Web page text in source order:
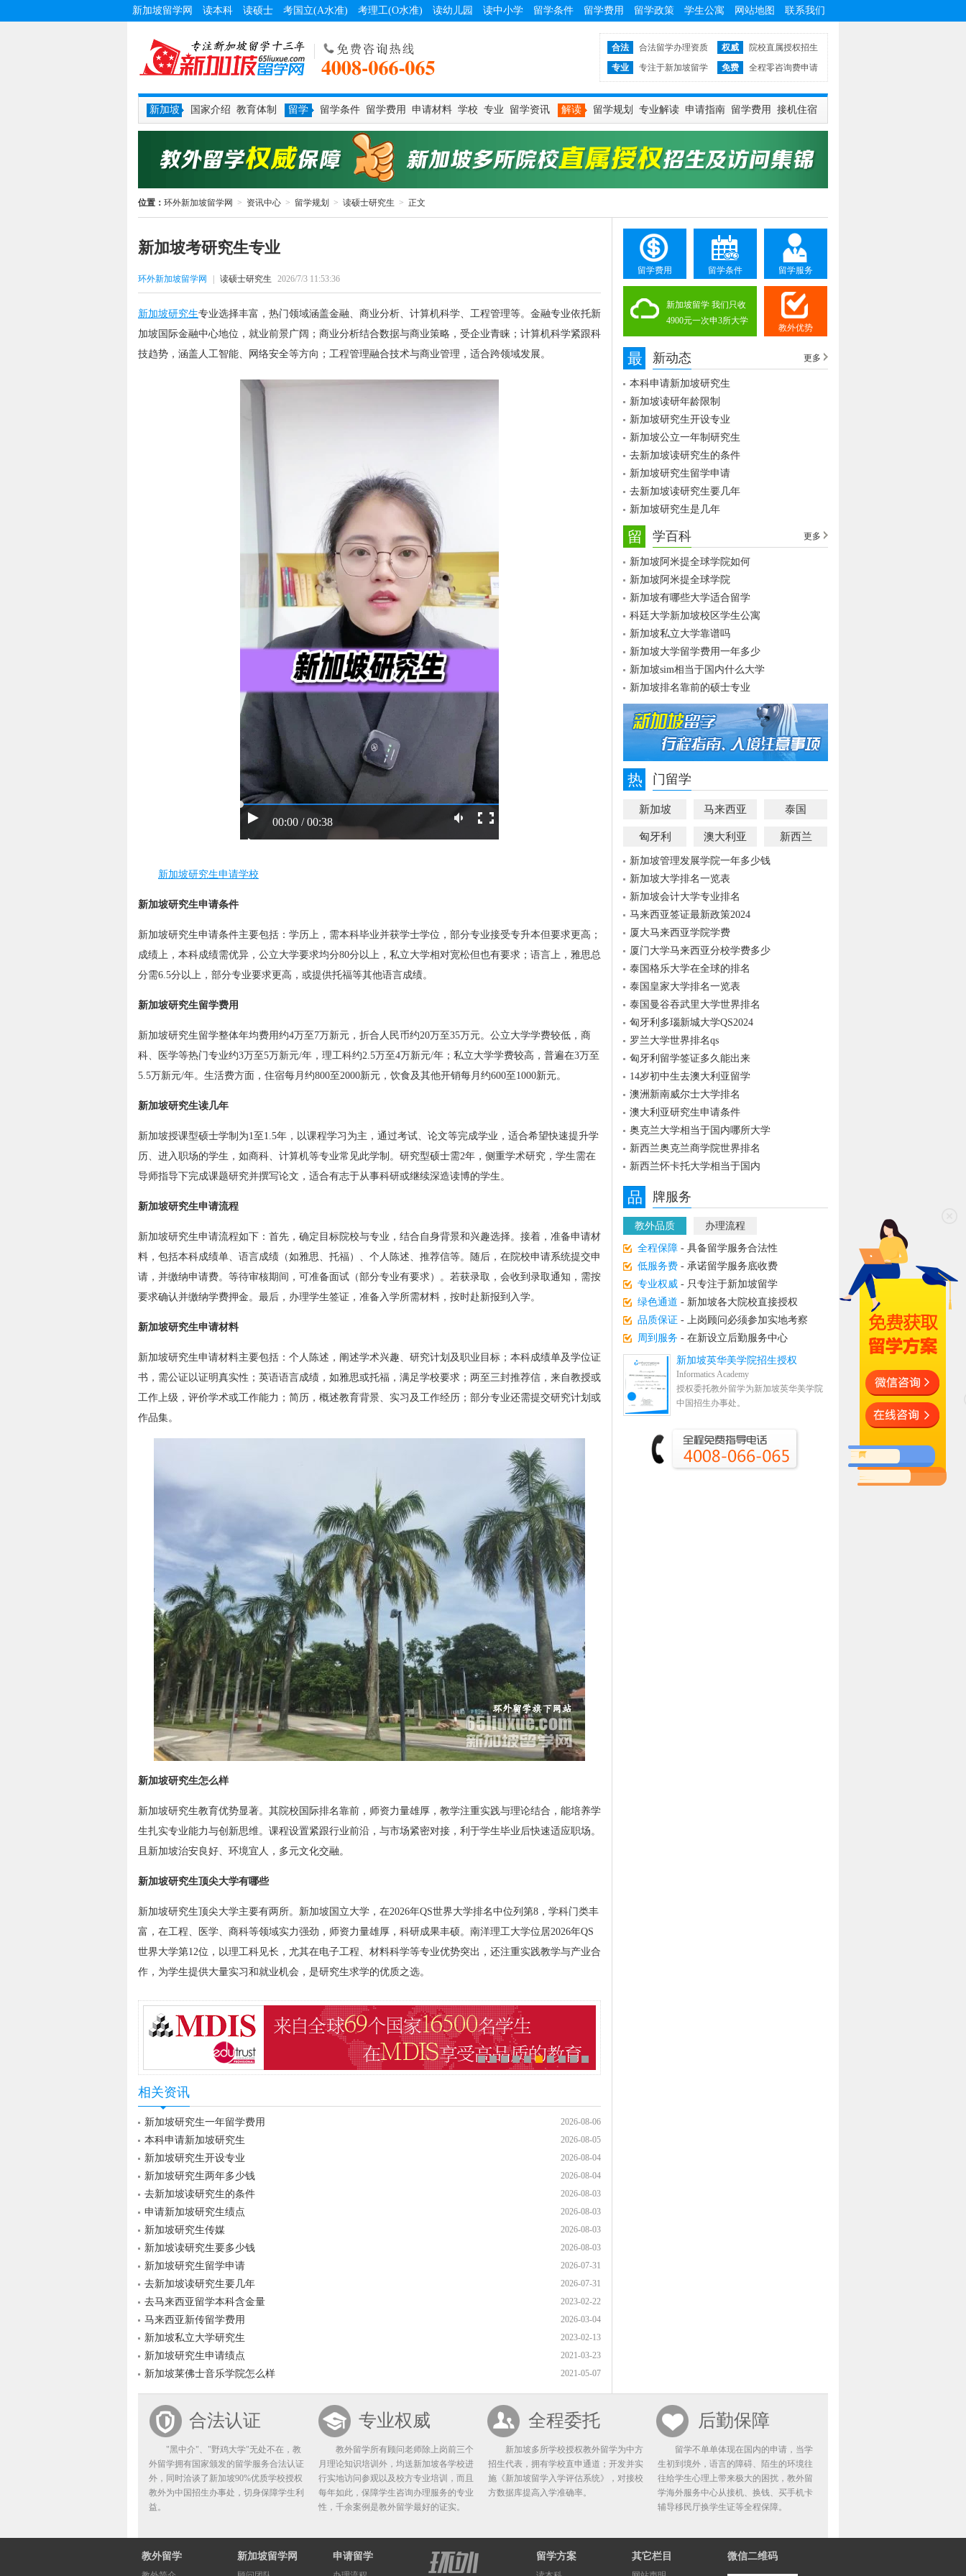
新加坡留学网 读本科 读硕士 考国立(A水准) 考理工(O水准) 读幼儿园 读中小学 留学条件 留学费用 留学政策 学生公寓 网站地图 联系我们
合法 合法留学办理资质 权威
院校直属授权招生
专业
专注于新加坡留学 免费 全程零咨询费申请
新加坡 国家介绍 教育体制 留学 留学条件 留学费用 申请材料 学校 专业 留学资讯 解读 留学规划 专业解读 申请指南 留学费用 接机住宿
位置： 环外新加坡留学网 > 资讯中心 > 留学规划 > 读硕士研究生 > 正文
新加坡考研究生专业
环外新加坡留学网 读硕士研究生 2026/7/3 11:53:36
新加坡研究生专业选择丰富，热门领域涵盖金融、商业分析、计算机科学、工程管理等。金融专业依托新
加坡国际金融中心地位，就业前景广阔；商业分析结合数据与商业策略，受企业青睐；计算机科学紧跟科
技趋势，涵盖人工智能、网络安全等方向；工程管理融合技术与商业管理，适合跨领域发展。
00:00 / 00:38
新加坡研究生申请学校
新加坡研究生申请条件
新加坡研究生申请条件主要包括：学历上，需本科毕业并获学士学位，部分专业接受专升本但要求更高；
成绩上，本科成绩需优异，公立大学要求均分80分以上，私立大学相对宽松但也有要求；语言上，雅思总
分需6.5分以上，部分专业要求更高，或提供托福等其他语言成绩。
新加坡研究生留学费用
新加坡研究生留学整体年均费用约4万至7万新元，折合人民币约20万至35万元。公立大学学费较低，商
科、医学等热门专业约3万至5万新元/年，理工科约2.5万至4万新元/年；私立大学学费较高，普遍在3万至
5.5万新元/年。生活费方面，住宿每月约800至2000新元，饮食及其他开销每月约600至1000新元。
新加坡研究生读几年
新加坡授课型硕士学制为1至1.5年，以课程学习为主，通过考试、论文等完成学业，适合希望快速提升学
历、进入职场的学生，如商科、计算机等专业常见此学制。研究型硕士需2年，侧重学术研究，学生需在
导师指导下完成课题研究并撰写论文，适合有志于从事科研或继续深造读博的学生。
新加坡研究生申请流程
新加坡研究生申请流程如下：首先，确定目标院校与专业，结合自身背景和兴趣选择。接着，准备申请材
料，包括本科成绩单、语言成绩（如雅思、托福）、个人陈述、推荐信等。随后，在院校申请系统提交申
请，并缴纳申请费。等待审核期间，可准备面试（部分专业有要求）。若获录取，会收到录取通知，需按
要求确认并缴纳学费押金。最后，办理学生签证，准备入学所需材料，按时赴新报到入学。
新加坡研究生申请材料
新加坡研究生申请材料主要包括：个人陈述，阐述学术兴趣、研究计划及职业目标；本科成绩单及学位证
书，需公证以证明真实性；英语语言成绩，如雅思或托福，满足学校要求；两至三封推荐信，来自教授或
工作上级，评价学术或工作能力；简历，概述教育背景、实习及工作经历；部分专业还需提交研究计划或
作品集。
新加坡研究生怎么样
新加坡研究生教育优势显著。其院校国际排名靠前，师资力量雄厚，教学注重实践与理论结合，能培养学
生扎实专业能力与创新思维。课程设置紧跟行业前沿，与市场紧密对接，利于学生毕业后快速适应职场。
且新加坡治安良好、环境宜人，多元文化交融。
新加坡研究生顶尖大学有哪些
新加坡研究生顶尖大学主要有两所。新加坡国立大学，在2026年QS世界大学排名中位列第8，学科门类丰
富，在工程、医学、商科等领域实力强劲，师资力量雄厚，科研成果丰硕。南洋理工大学位居2026年QS
世界大学第12位，以理工科见长，尤其在电子工程、材料科学等专业优势突出，还注重实践教学与产业合
作，为学生提供大量实习和就业机会，是研究生求学的优质之选。
相关资讯
2026-08-06
新加坡研究生一年留学费用
2026-08-05
本科申请新加坡研究生
2026-08-04
新加坡研究生开设专业
2026-08-04
新加坡研究生两年多少钱
2026-08-03
去新加坡读研究生的条件
2026-08-03
申请新加坡研究生绩点
2026-08-03
新加坡研究生传媒
2026-08-03
新加坡读研究生要多少钱
2026-07-31
新加坡研究生留学申请
2026-07-31
去新加坡读研究生要几年
2023-02-22
去马来西亚留学本科含金量
2026-03-04
马来西亚新传留学费用
2023-02-13
新加坡私立大学研究生
2021-03-23
新加坡研究生申请绩点
2021-05-07
新加坡莱佛士音乐学院怎么样
留学费用 留学条件 留学服务
新加坡留学 我们只收
4900元一次申3所大学
教外优势
最 新动态 更多
本科申请新加坡研究生
新加坡读研年龄限制
新加坡研究生开设专业
新加坡公立一年制研究生
去新加坡读研究生的条件
新加坡研究生留学申请
去新加坡读研究生要几年
新加坡研究生是几年
留 学百科 更多
新加坡阿米提全球学院如何
新加坡阿米提全球学院
新加坡有哪些大学适合留学
科廷大学新加坡校区学生公寓
新加坡私立大学靠谱吗
新加坡大学留学费用一年多少
新加坡sim相当于国内什么大学
新加坡排名靠前的硕士专业
热 门留学
新加坡 马来西亚 泰国
匈牙利 澳大利亚 新西兰
新加坡管理发展学院一年多少钱
新加坡大学排名一览表
新加坡会计大学专业排名
马来西亚签证最新政策2024
厦大马来西亚学院学费
厦门大学马来西亚分校学费多少
泰国格乐大学在全球的排名
泰国皇家大学排名一览表
泰国曼谷吞武里大学世界排名
匈牙利多瑙新城大学QS2024
罗兰大学世界排名qs
匈牙利留学签证多久能出来
14岁初中生去澳大利亚留学
澳洲新南威尔士大学排名
澳大利亚研究生申请条件
奥克兰大学相当于国内哪所大学
新西兰奥克兰商学院世界排名
新西兰怀卡托大学相当于国内
品 牌服务
教外品质 办理流程
全程保障 - 具备留学服务合法性
低服务费 - 承诺留学服务底收费
专业权威 - 只专注于新加坡留学
绿色通道 - 新加坡各大院校直接授权
品质保证 - 上岗顾问必须参加实地考察
周到服务 - 在新设立后勤服务中心
合法认证
"黑中介"、"野鸡大学"无处不在，教
外留学拥有国家颁发的留学服务合法认证
外，同时洽谈了新加坡90%优质学校授权
教外为中国招生办事处，切身保障学生利
益。
专业权威
教外留学所有顾问老师除上岗前三个
月理论知识培训外，均送新加坡各学校进
行实地访问参观以及校方专业培训，而且
每年如此，保障学生咨询办理服务的专业
性，千余案例是教外留学最好的证实。
全程委托
新加坡多所学校授权教外留学为中方
招生代表，拥有学校直申通道；开发并实
施《新加坡留学入学评估系统》，对接校
方数据库提高入学准确率。
后勤保障
留学不单单体现在国内的申请，当学
生初到境外，语言的障碍、陌生的环境往
往给学生心理上带来极大的困扰，教外留
学海外服务中心从接机、换钱、买手机卡
辅导移民厅换学生证等全程保障。
教外留学 新加坡留学网 申请留学 留学方案 其它栏目 微信二维码